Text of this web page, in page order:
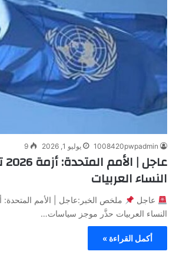
1008420pwpadmin يوليو 1, 2026 9
النساء العربيات
عاجل
النساء العربيات حذَّر موجز سياسات…
أكمل القراءة »